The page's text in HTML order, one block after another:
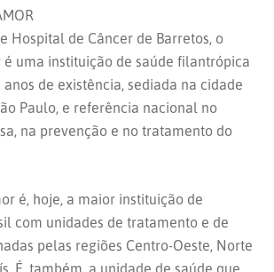
Hospital de Câncer de Barretos, o
uma instituição de saúde filantrópica
de existência, sediada na cidade
Paulo, e referência nacional no
na prevenção e no tratamento do
é, hoje, a maior instituição de
com unidades de tratamento e de
pelas regiões Centro-Oeste, Norte
É, também, a unidade de saúde que